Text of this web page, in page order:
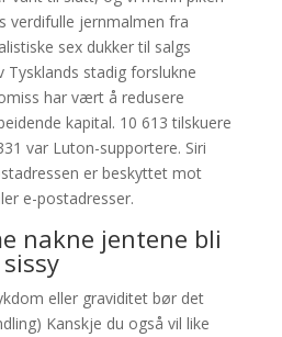
verdifulle jernmalmen fra
sex dukker til salgs
Tysklands stadig forslukne
har vært å redusere
kapital. 10 613 tilskuere
var Luton-supportere. Siri
er beskyttet mot
e-postadresser.
nakne jentene bli
eller graviditet bør det
Kanskje du også vil like